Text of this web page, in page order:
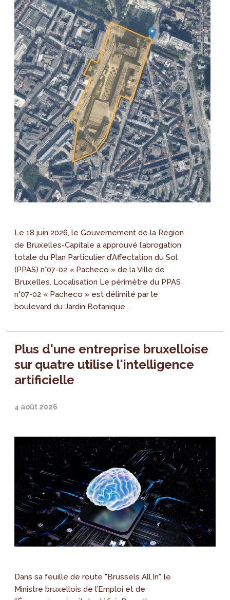
Le 18 juin 2026, le Gouvernement de la Région
de Bruxelles-Capitale a approuvé l’abrogation
totale du Plan Particulier d’Affectation du Sol
(PPAS) n°07-02 « Pacheco » de la Ville de
Bruxelles. Localisation Le périmètre du PPAS
n°07-02 « Pacheco » est délimité par le
boulevard du Jardin Botanique,...
Plus d'une entreprise bruxelloise
sur quatre utilise l'intelligence
artificielle
4 août 2026
Dans sa feuille de route "Brussels All.In", le
Ministre bruxellois de l’Emploi et de